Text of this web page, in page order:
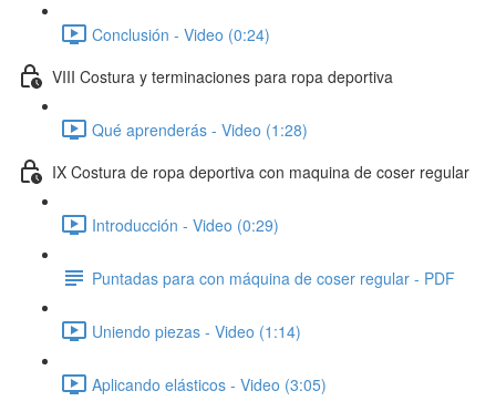
Conclusión - Video (0:24)
VIII Costura y terminaciones para ropa deportiva
Qué aprenderás - Video (1:28)
IX Costura de ropa deportiva con maquina de coser regular
Introducción - Video (0:29)
Puntadas para con máquina de coser regular - PDF
Uniendo piezas - Video (1:14)
Aplicando elásticos - Video (3:05)